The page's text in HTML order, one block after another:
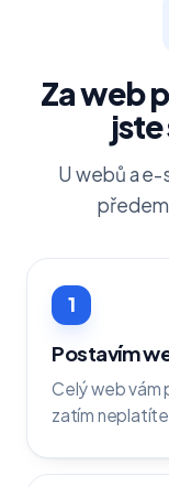
Za web
jste
U webů a e-
1
Postavím
Celý web vám
zatím neplatíte.